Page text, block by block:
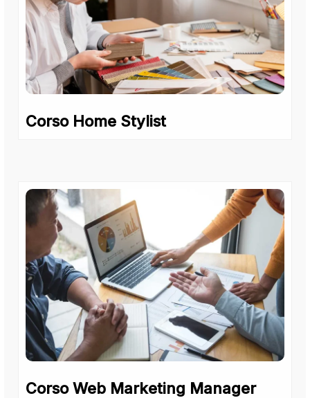
Corso Home Stylist
Corso Web Marketing Manager